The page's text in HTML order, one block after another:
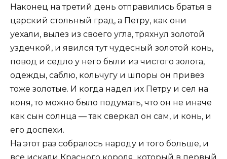
Наконец на третий день отправились братья в
царский стольный град, а Петру, как они
уехали, вылез из своего угла, тряхнул золотой
уздечкой, и явился тут чудесный золотой конь,
повод и седло у него были из чистого золота,
одежды, саблю, кольчугу и шпоры он привез
тоже золотые. И когда надел их Петру и сел на
коня, то можно было подумать, что он не иначе
как сын солнца — так сверкал он сам, и конь, и
его доспехи.
На этот раз собралось народу и того больше, и
все искали Красного короля, который в первый